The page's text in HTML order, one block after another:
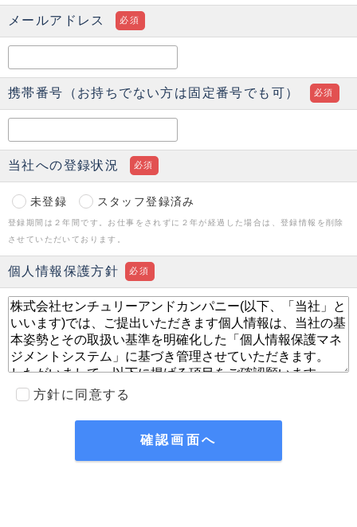
メールアドレス 必須
携帯番号（お持ちでない方は固定番号でも可） 必須
当社への登録状況 必須
未登録 スタッフ登録済み
登録期間は２年間です。お仕事をされずに２年が経過した場合は、登録情報を削除
させていただいております。
個人情報保護方針 必須
方針に同意する
確認画面へ